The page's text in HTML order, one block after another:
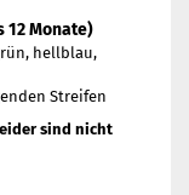
12 Monate)
hellblau,
Streifen
sind nicht